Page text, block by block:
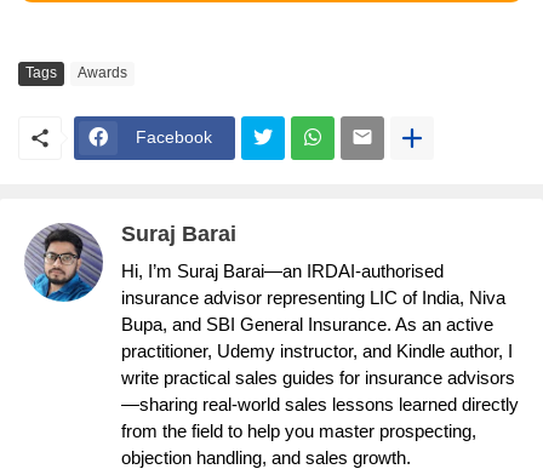
Tags Awards
Facebook
Suraj Barai
Hi, I’m Suraj Barai—an IRDAI-authorised
insurance advisor representing LIC of India, Niva
Bupa, and SBI General Insurance. As an active
practitioner, Udemy instructor, and Kindle author, I
write practical sales guides for insurance advisors
—sharing real-world sales lessons learned directly
from the field to help you master prospecting,
objection handling, and sales growth.